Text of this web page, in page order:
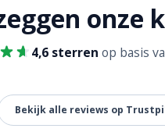
onze
4,6 sterren op basis
Bekijk alle reviews op